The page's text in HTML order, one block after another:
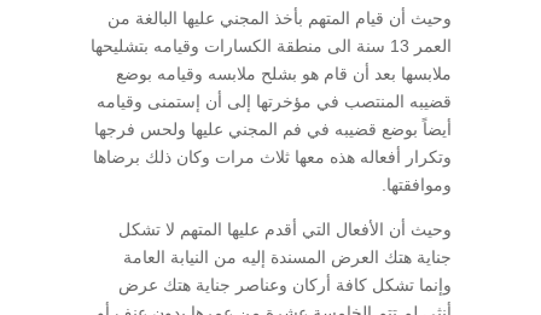
وحيث أن قيام المتهم بأخذ المجني عليها البالغة من
العمر 13 سنة الى منطقة الكسارات وقيامه بتشليحها
ملابسها بعد أن قام هو بشلح ملابسه وقيامه بوضع
قضيبه المنتصب في مؤخرتها إلى أن إستمنى وقيامه
أيضاً بوضع قضيبه في فم المجني عليها ولحس فرجها
وتكرار أفعاله هذه معها ثلاث مرات وكان ذلك برضاها
وموافقتها.
وحيث أن الأفعال التي أقدم عليها المتهم لا تشكل
جناية هتك العرض المسندة إليه من النيابة العامة
وإنما تشكل كافة أركان وعناصر جناية هتك عرض